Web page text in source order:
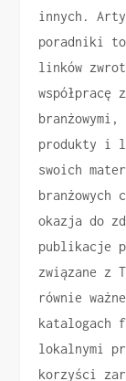
innych.
poradniki to
linków
branżowymi,
produkty i
swoich
okazja do
publikacje
związane z
równie
katalogach
lokalnymi
korzyści